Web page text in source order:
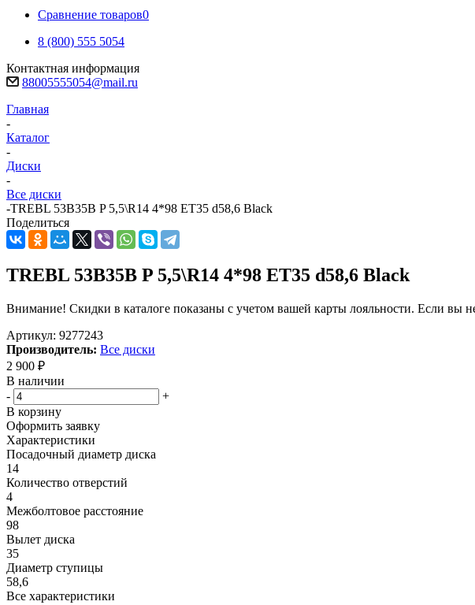
Сравнение товаров0
8 (800) 555 5054
Контактная информация
88005555054@mail.ru
Главная
-
Каталог
-
Диски
-
Все диски
-TREBL 53B35B P 5,5\R14 4*98 ET35 d58,6 Black
Поделиться
TREBL 53B35B P 5,5\R14 4*98 ET35 d58,6 Black
Внимание! Скидки в каталоге показаны с учетом вашей карты лояльности. Если вы
Артикул: 9277243
Производитель: Все диски
2 900 ₽
В наличии
-
+
В корзину
Оформить заявку
Характеристики
Посадочный диаметр диска
14
Количество отверстий
4
Межболтовое расстояние
98
Вылет диска
35
Диаметр ступицы
58,6
Все характеристики